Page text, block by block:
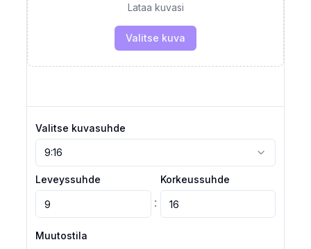
Lataa kuvasi
Valitse kuva
Valitse kuvasuhde
9:16
Leveyssuhde
:
Korkeussuhde
Muutostila